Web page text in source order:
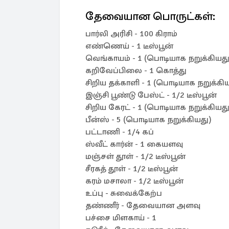
தேவையான பொருட்கள்:
பார்லி அரிசி - 100 கிராம்
எண்ணெய் - 1 டீஸ்பூன்
வெங்காயம் - 1 (பொடியாக
கறிவேப்பிலை - 1 கொத்து
சிறிய தக்காளி - 1 (பொடியாக
இஞ்சி பூண்டு பேஸ்ட் - 1/2 டீஸ்பூன்
சிறிய கேரட் - 1 (பொடியாக
பீன்ஸ் - 5 (பொடியாக நறுக்கியது)
பட்டாணி - 1/4 கப்
ஸ்வீட் கார்ன் - 1 கையளவு
மஞ்சள் தூள் - 1/2 டீஸ்பூன்
சீரகத் தூள் - 1/2 டீஸ்பூன்
கரம் மசாலா - 1/2 டீஸ்பூன்
உப்பு - சுவைக்கேற்ப
தண்ணீர் - தேவையான அளவு
பச்சை மிளகாய் - 1